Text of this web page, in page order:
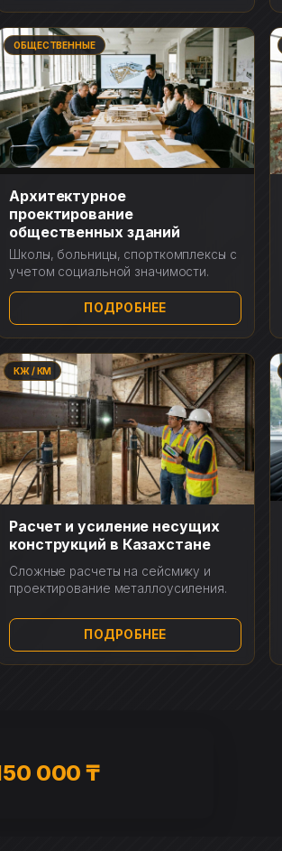
ОБЩЕСТВЕННЫЕ
Архитектурное
проектирование
общественных зданий
Школы, больницы, спорткомплексы с
учетом социальной значимости.
ПОДРОБНЕЕ
КЖ / КМ
Расчет и усиление несущих
конструкций в Казахстане
Сложные расчеты на сейсмику и
проектирование металлоусиления.
ПОДРОБНЕЕ
000 ₸